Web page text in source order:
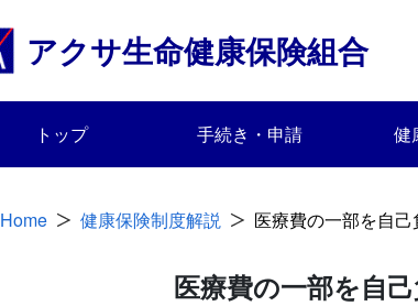
アクサ生命健康保険組合
トップ 手続き・申請 健
Home 健康保険制度解説 医療費の一部を自
医療費の一部を自